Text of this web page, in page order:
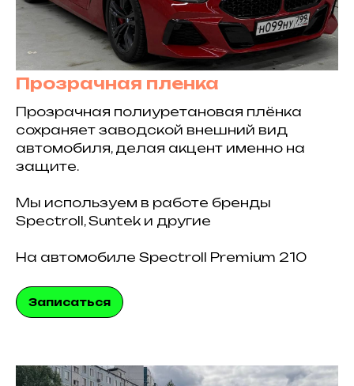
Прозрачная пленка
Прозрачная полиуретановая плёнка
сохраняет заводской внешний вид
автомобиля, делая акцент именно на
защите.
Мы используем в работе бренды
Spectroll, Suntek и другие
На автомобиле Spectroll Premium 210
Записаться